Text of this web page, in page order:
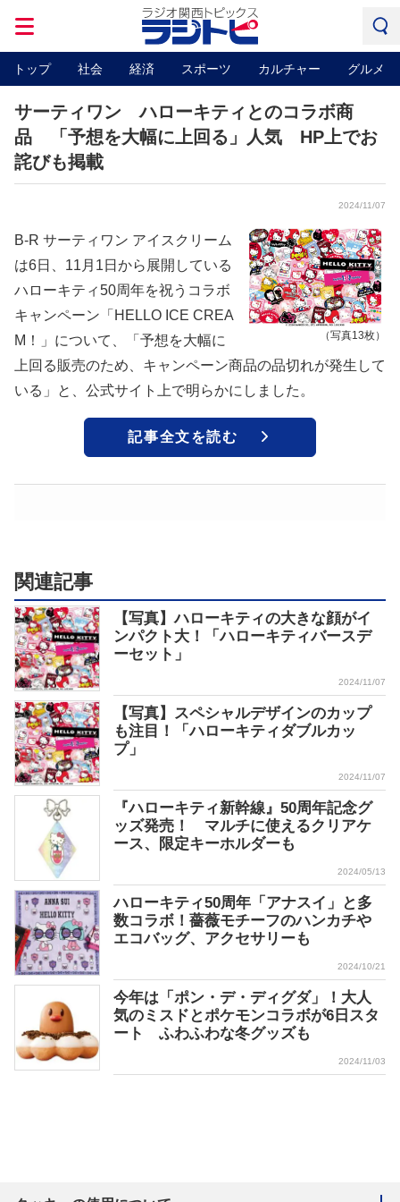
トップ 社会 経済 スポーツ カルチャー グルメ
サーティワン ハローキティとのコラボ商
品 「予想を大幅に上回る」人気 HP上でお
詫びも掲載
2024/11/07
（写真13枚）
B-R サーティワン アイスクリーム
は6日、11月1日から展開している
ハローキティ50周年を祝うコラボ
キャンペーン「HELLO ICE CREA
M！」について、「予想を大幅に
上回る販売のため、キャンペーン商品の品切れが発生して
いる」と、公式サイト上で明らかにしました。
記事全文を読む
関連記事
【写真】ハローキティの大きな顔がイ
ンパクト大！「ハローキティバースデ
ーセット」
2024/11/07
【写真】スペシャルデザインのカップ
も注目！「ハローキティダブルカッ
プ」
2024/11/07
『ハローキティ新幹線』50周年記念グ
ッズ発売！ マルチに使えるクリアケ
ース、限定キーホルダーも
2024/05/13
ハローキティ50周年「アナスイ」と多
数コラボ！薔薇モチーフのハンカチや
エコバッグ、アクセサリーも
2024/10/21
今年は「ポン・デ・ディグダ」！大人
気のミスドとポケモンコラボが6日スタ
ート ふわふわな冬グッズも
2024/11/03